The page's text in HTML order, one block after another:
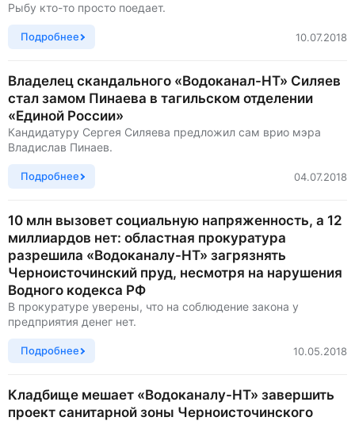
Рыбу кто-то просто поедает.
Подробнее 10.07.2018
Владелец скандального «Водоканал-НТ» Силяев
стал замом Пинаева в тагильском отделении
«Единой России»
Кандидатуру Сергея Силяева предложил сам врио мэра
Владислав Пинаев.
Подробнее 04.07.2018
10 млн вызовет социальную напряженность, а 12
миллиардов нет: областная прокуратура
разрешила «Водоканалу-НТ» загрязнять
Черноисточинский пруд, несмотря на нарушения
Водного кодекса РФ
В прокуратуре уверены, что на соблюдение закона у
предприятия денег нет.
Подробнее 10.05.2018
Кладбище мешает «Водоканалу-НТ» завершить
проект санитарной зоны Черноисточинского